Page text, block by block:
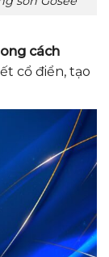
cách
cổ điển, tạo